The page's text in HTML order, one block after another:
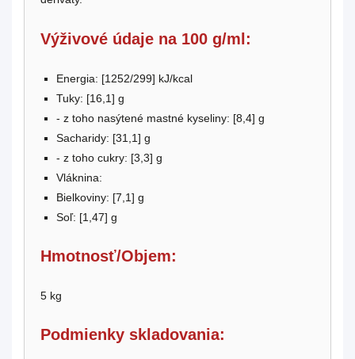
Výživové údaje na 100 g/ml:
Energia: [1252/299] kJ/kcal
Tuky: [16,1] g
- z toho nasýtené mastné kyseliny: [8,4] g
Sacharidy: [31,1] g
- z toho cukry: [3,3] g
Vláknina:
Bielkoviny: [7,1] g
Soľ: [1,47] g
Hmotnosť/Objem:
5 kg
Podmienky skladovania: